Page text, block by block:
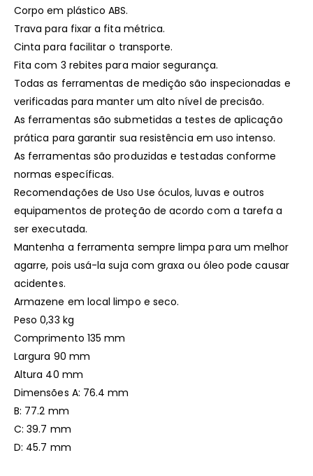
Corpo em plástico ABS.
Trava para fixar a fita métrica.
Cinta para facilitar o transporte.
Fita com 3 rebites para maior segurança.
Todas as ferramentas de medição são inspecionadas e
verificadas para manter um alto nível de precisão.
As ferramentas são submetidas a testes de aplicação
prática para garantir sua resistência em uso intenso.
As ferramentas são produzidas e testadas conforme
normas específicas.
Recomendações de Uso Use óculos, luvas e outros
equipamentos de proteção de acordo com a tarefa a
ser executada.
Mantenha a ferramenta sempre limpa para um melhor
agarre, pois usá-la suja com graxa ou óleo pode causar
acidentes.
Armazene em local limpo e seco.
Peso 0,33 kg
Comprimento 135 mm
Largura 90 mm
Altura 40 mm
Dimensões A: 76.4 mm
B: 77.2 mm
C: 39.7 mm
D: 45.7 mm